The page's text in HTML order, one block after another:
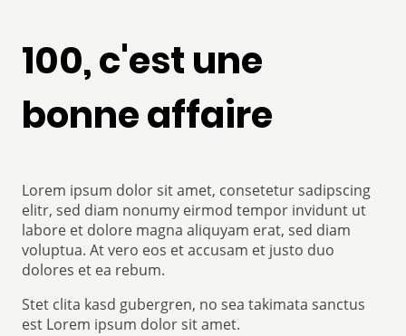
100, c'est une
bonne affaire
Lorem ipsum dolor sit amet, consetetur sadipscing
elitr, sed diam nonumy eirmod tempor invidunt ut
labore et dolore magna aliquyam erat, sed diam
voluptua. At vero eos et accusam et justo duo
dolores et ea rebum.
Stet clita kasd gubergren, no sea takimata sanctus
est Lorem ipsum dolor sit amet.